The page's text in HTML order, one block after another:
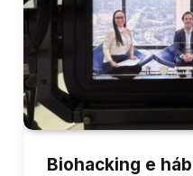
Biohacking e